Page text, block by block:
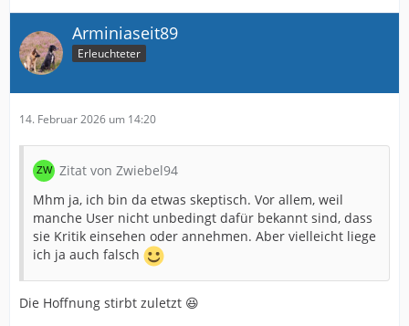
Arminiaseit89
Erleuchteter
14. Februar 2026 um 14:20
Zitat von Zwiebel94
Mhm ja, ich bin da etwas skeptisch. Vor allem, weil
manche User nicht unbedingt dafür bekannt sind, dass
sie Kritik einsehen oder annehmen. Aber vielleicht liege
ich ja auch falsch
Die Hoffnung stirbt zuletzt 😆